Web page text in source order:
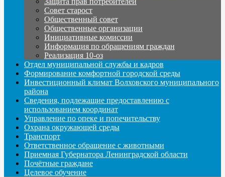
Совет старост
Общественный совет
Общественные организации
Инициативные комиссии
Информация по обращениям граждан
Реализация 10-оз
Отдел муниципальной службы и кадров
Формирование комфортной городской среды
Инвестиционный климат Волховского муниципального
района
Сведения, подлежащие предоставлению с
использованием координат
Управление по опеке и попечительству
Охрана окружающей среды
Транспорт
Ответственное обращение с животными
Приемная Губернатора Ленинградской области
Почётные граждане
Целевое обучение